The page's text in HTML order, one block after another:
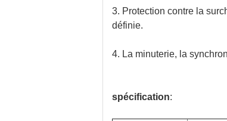
3. Protection contre la
définie.
4. La minuterie, la
spécification: